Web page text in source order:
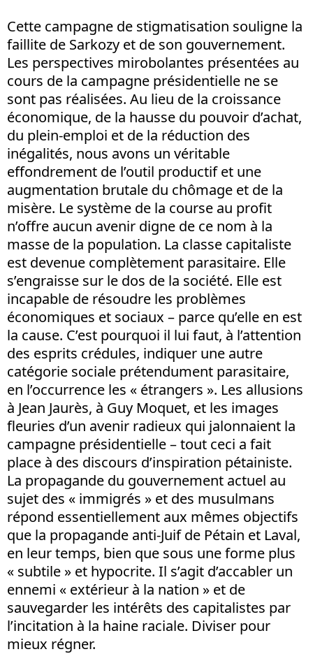
Cette campagne de stigmatisation souligne la
faillite de Sarkozy et de son gouvernement.
Les perspectives mirobolantes présentées au
cours de la campagne présidentielle ne se
sont pas réalisées. Au lieu de la croissance
économique, de la hausse du pouvoir d’achat,
du plein-emploi et de la réduction des
inégalités, nous avons un véritable
effondrement de l’outil productif et une
augmentation brutale du chômage et de la
misère. Le système de la course au profit
n’offre aucun avenir digne de ce nom à la
masse de la population. La classe capitaliste
est devenue complètement parasitaire. Elle
s’engraisse sur le dos de la société. Elle est
incapable de résoudre les problèmes
économiques et sociaux – parce qu’elle en est
la cause. C’est pourquoi il lui faut, à l’attention
des esprits crédules, indiquer une autre
catégorie sociale prétendument parasitaire,
en l’occurrence les « étrangers ». Les allusions
à Jean Jaurès, à Guy Moquet, et les images
fleuries d’un avenir radieux qui jalonnaient la
campagne présidentielle – tout ceci a fait
place à des discours d’inspiration pétainiste.
La propagande du gouvernement actuel au
sujet des « immigrés » et des musulmans
répond essentiellement aux mêmes objectifs
que la propagande anti-Juif de Pétain et Laval,
en leur temps, bien que sous une forme plus
« subtile » et hypocrite. Il s’agit d’accabler un
ennemi « extérieur à la nation » et de
sauvegarder les intérêts des capitalistes par
l’incitation à la haine raciale. Diviser pour
mieux régner.